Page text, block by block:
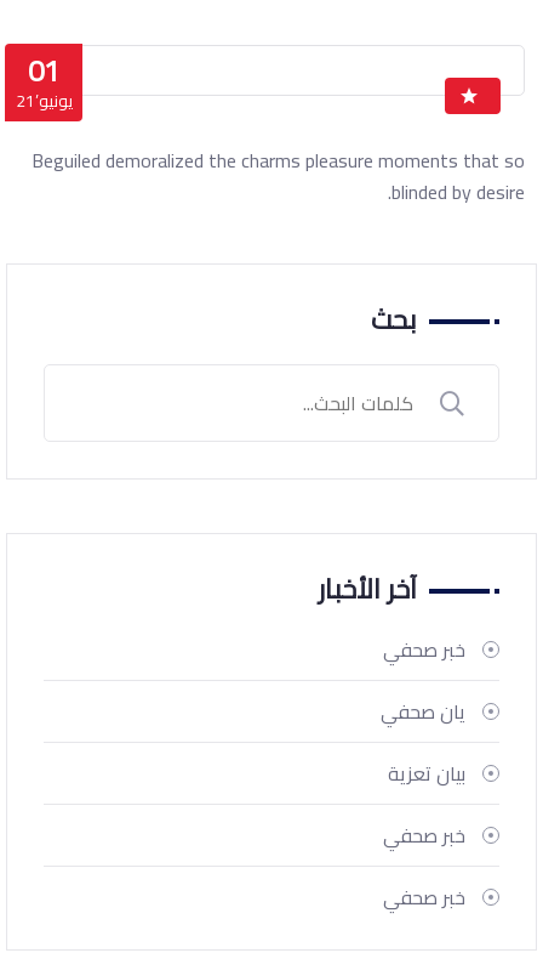
01
يونيو’21
Beguiled demoralized the charms pleasure moments that so
blinded by desire.
بحث
آخر الأخبار
خبر صحفي
يان صحفي
بيان تعزية
خبر صحفي
خبر صحفي